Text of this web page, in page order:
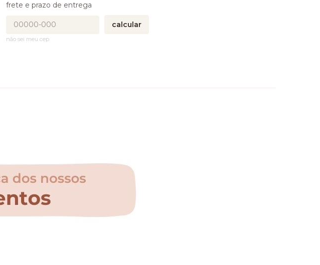
frete e prazo de entrega
calcular
não sei meu cep